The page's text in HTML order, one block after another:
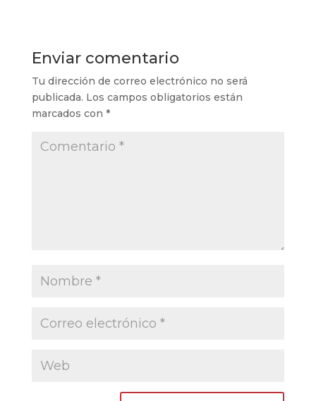
Enviar comentario
Tu dirección de correo electrónico no será
publicada. Los campos obligatorios están
marcados con *